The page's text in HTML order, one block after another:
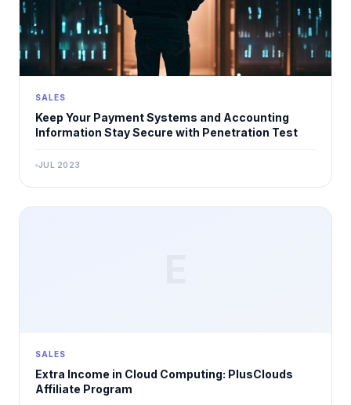
SALES
Keep Your Payment Systems and Accounting
Information Stay Secure with Penetration Test
JUL 2023
SALES
Extra Income in Cloud Computing: PlusClouds
Affiliate Program